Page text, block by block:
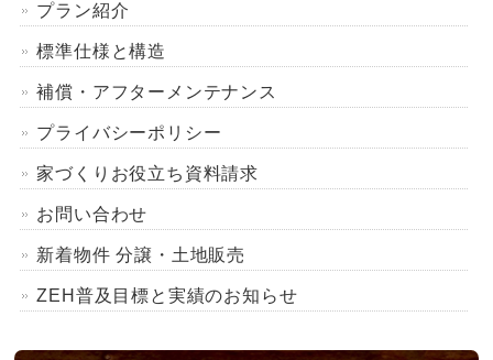
プラン紹介
標準仕様と構造
補償・アフターメンテナンス
プライバシーポリシー
家づくりお役立ち資料請求
お問い合わせ
新着物件 分譲・土地販売
ZEH普及目標と実績のお知らせ